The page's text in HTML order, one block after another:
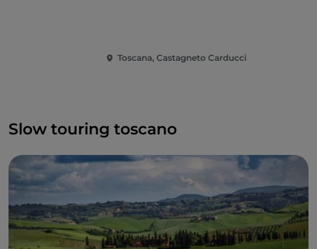
Toscana, Castagneto Carducci
Slow touring toscano